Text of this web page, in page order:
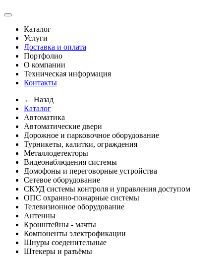
Каталог
Услуги
Доставка и оплата
Портфолио
О компании
Техническая информация
Контакты
← Назад
Каталог
Автоматика
Автоматические двери
Дорожное и парковочное оборудование
Турникеты, калитки, ограждения
Металлодетекторы
Видеонаблюдения cистемы
Домофоны и переговорные устройства
Сетевое оборудование
СКУД системы контроля и управления доступом
ОПС охранно-пожарные системы
Телевизионное оборудование
Антенны
Кронштейны - мачты
Компоненты электрофикации
Шнуры соеденительные
Штекеры и разъёмы